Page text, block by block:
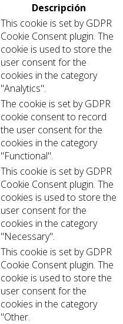
Descripción
This cookie is set by GDPR
Cookie Consent plugin. The
cookie is used to store the
user consent for the
cookies in the category
"Analytics".
The cookie is set by GDPR
cookie consent to record
the user consent for the
cookies in the category
"Functional".
This cookie is set by GDPR
Cookie Consent plugin. The
cookies is used to store the
user consent for the
cookies in the category
"Necessary".
This cookie is set by GDPR
Cookie Consent plugin. The
cookie is used to store the
user consent for the
cookies in the category
"Other.